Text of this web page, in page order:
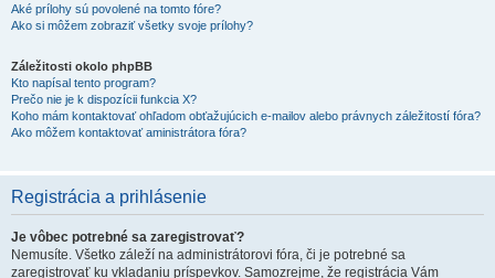
Aké prílohy sú povolené na tomto fóre?
Ako si môžem zobraziť všetky svoje prílohy?
Záležitosti okolo phpBB
Kto napísal tento program?
Prečo nie je k dispozícii funkcia X?
Koho mám kontaktovať ohľadom obťažujúcich e-mailov alebo právnych záležitostí fóra?
Ako môžem kontaktovať aministrátora fóra?
Registrácia a prihlásenie
Je vôbec potrebné sa zaregistrovať?
Nemusíte. Všetko záleží na administrátorovi fóra, či je potrebné sa
zaregistrovať ku vkladaniu príspevkov. Samozrejme, že registrácia Vám